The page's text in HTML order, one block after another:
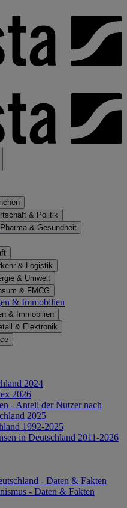
& Politik
Pharma & Gesundheit
& Logistik
& Umwelt
& FMCG
& Immobilien
& Immobilien
& Elektronik
2024
2026
- Anteil der Nutzer nach
2025
1992-2025
in Deutschland 2011-2026
- Daten & Fakten
- Daten & Fakten